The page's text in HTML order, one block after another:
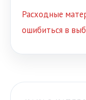
Расходные
ошибиться в